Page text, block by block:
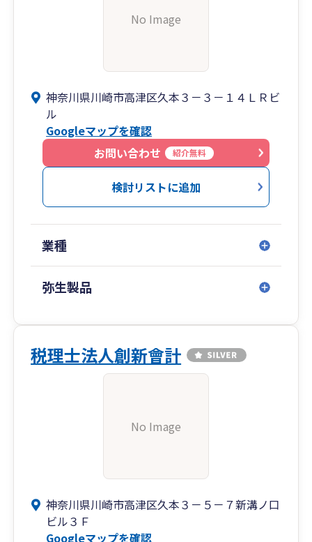
No Image
神奈川県川崎市高津区久本３－３－１４ＬＲビ
ル
Googleマップを確認
お問い合わせ
紹介無料
検討リストに追加
業種
弥生製品
税理士法人創新會計
No Image
神奈川県川崎市高津区久本３－５－７新溝ノ口
ビル３Ｆ
Googleマップを確認